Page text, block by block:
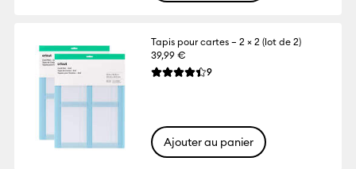
Tapis pour cartes – 2 × 2 (lot de 2)
39,99 €
La note moyenne de ce produit est 4.4
9Reviews
Ajouter au panier